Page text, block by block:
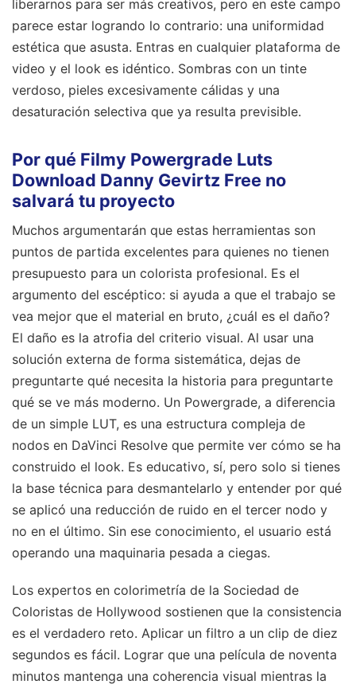
liberarnos para ser más creativos, pero en este campo
parece estar logrando lo contrario: una uniformidad
estética que asusta. Entras en cualquier plataforma de
video y el look es idéntico. Sombras con un tinte
verdoso, pieles excesivamente cálidas y una
desaturación selectiva que ya resulta previsible.
Por qué Filmy Powergrade Luts
Download Danny Gevirtz Free no
salvará tu proyecto
Muchos argumentarán que estas herramientas son
puntos de partida excelentes para quienes no tienen
presupuesto para un colorista profesional. Es el
argumento del escéptico: si ayuda a que el trabajo se
vea mejor que el material en bruto, ¿cuál es el daño?
El daño es la atrofia del criterio visual. Al usar una
solución externa de forma sistemática, dejas de
preguntarte qué necesita la historia para preguntarte
qué se ve más moderno. Un Powergrade, a diferencia
de un simple LUT, es una estructura compleja de
nodos en DaVinci Resolve que permite ver cómo se ha
construido el look. Es educativo, sí, pero solo si tienes
la base técnica para desmantelarlo y entender por qué
se aplicó una reducción de ruido en el tercer nodo y
no en el último. Sin ese conocimiento, el usuario está
operando una maquinaria pesada a ciegas.
Los expertos en colorimetría de la Sociedad de
Coloristas de Hollywood sostienen que la consistencia
es el verdadero reto. Aplicar un filtro a un clip de diez
segundos es fácil. Lograr que una película de noventa
minutos mantenga una coherencia visual mientras la